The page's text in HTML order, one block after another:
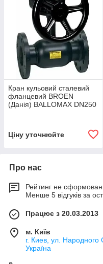
Кран кульовий сталевий
фланцевий BROEN
(Данія) BALLOMAX DN250
Ціну уточнюйте
Про нас
Рейтинг не
Менше 5 відгуків за
Працює з 20.03.2013
м. Київ
г. Киев, ул.
Україна